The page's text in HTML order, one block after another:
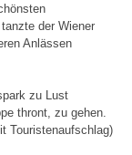
der Wiener
Anlässen
zu Lust
thront, zu gehen.
Touristenaufschlag)